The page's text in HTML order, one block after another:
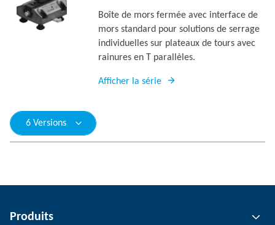
Boîte de mors fermée avec interface de
mors standard pour solutions de serrage
individuelles sur plateaux de tours avec
rainures en T parallèles.
Afficher la série
6 Versions
Produits